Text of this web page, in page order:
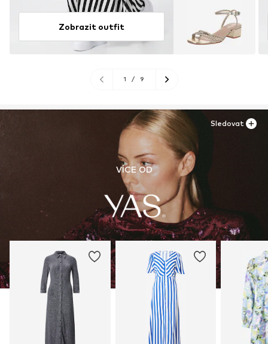
Zobrazit outfit
1 / 9
VÍCE OD
Sledovat